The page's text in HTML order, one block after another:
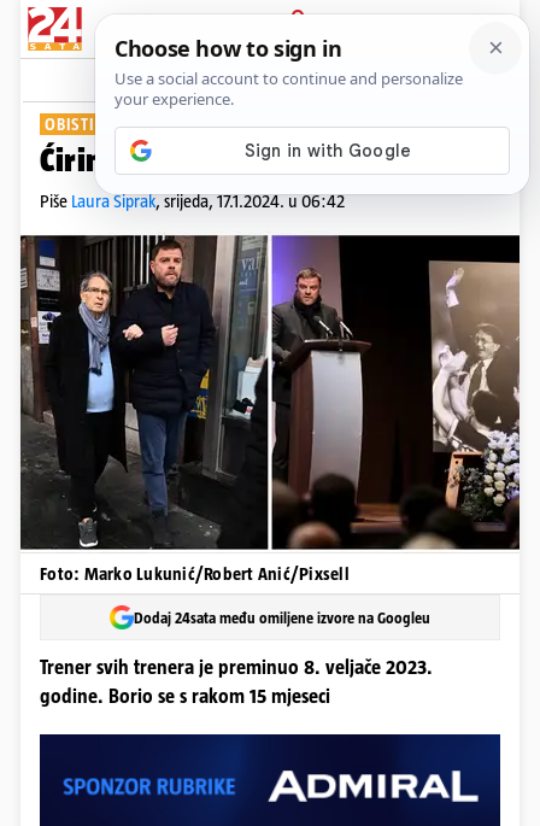
PRIJAVA
Show Komentari
OBISTINIO SE TRENEROV STRAH PLUS+
Ćirina kći tuži brata i majku
Piše Laura Šiprak,srijeda, 17.1.2024. u 06:42
Foto: Marko Lukunić/Robert Anić/Pixsell
Dodaj 24sata među omiljene izvore na Googleu
Trener svih trenera je preminuo 8. veljače 2023.
godine. Borio se s rakom 15 mjeseci